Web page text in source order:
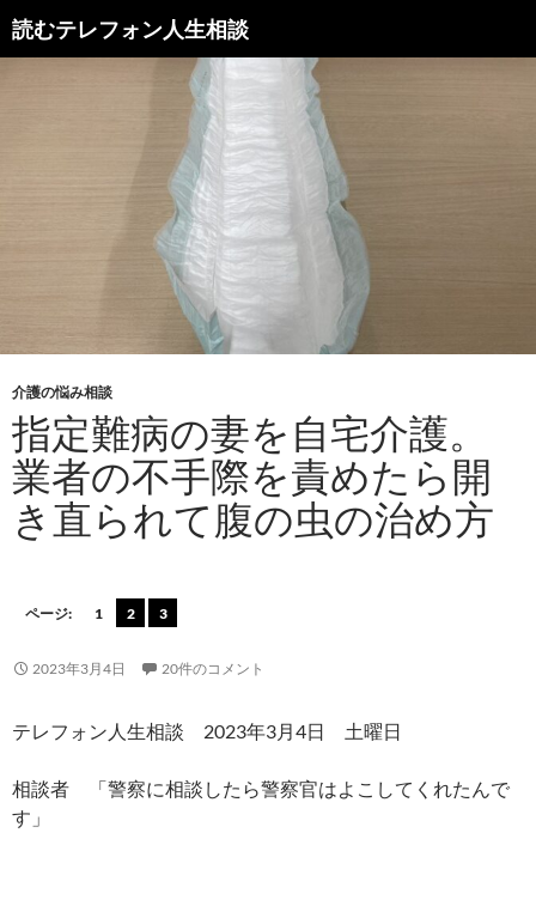
読むテレフォン人生相談
介護の悩み相談
指定難病の妻を自宅介護。
業者の不手際を責めたら開
き直られて腹の虫の治め方
ページ: 1 2 3
2023年3月4日 20件のコメント
テレフォン人生相談 2023年3月4日 土曜日
相談者 「警察に相談したら警察官はよこしてくれたんで
す」